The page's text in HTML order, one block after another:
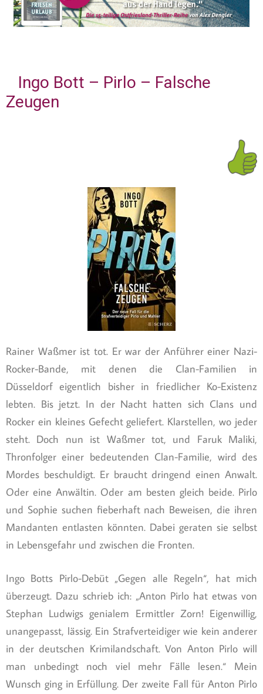
Ingo Bott – Pirlo – Falsche
Zeugen
Rainer Waßmer ist tot. Er war der Anführer einer Nazi-
Rocker-Bande, mit denen die Clan-Familien in
Düsseldorf eigentlich bisher in friedlicher Ko-Existenz
lebten. Bis jetzt. In der Nacht hatten sich Clans und
Rocker ein kleines Gefecht geliefert. Klarstellen, wo jeder
steht. Doch nun ist Waßmer tot, und Faruk Maliki,
Thronfolger einer bedeutenden Clan-Familie, wird des
Mordes beschuldigt. Er braucht dringend einen Anwalt.
Oder eine Anwältin. Oder am besten gleich beide. Pirlo
und Sophie suchen fieberhaft nach Beweisen, die ihren
Mandanten entlasten könnten. Dabei geraten sie selbst
in Lebensgefahr und zwischen die Fronten.
Ingo Botts Pirlo-Debüt „Gegen alle Regeln“, hat mich
überzeugt. Dazu schrieb ich: „Anton Pirlo hat etwas von
Stephan Ludwigs genialem Ermittler Zorn! Eigenwillig,
unangepasst, lässig. Ein Strafverteidiger wie kein anderer
in der deutschen Krimilandschaft. Von Anton Pirlo will
man unbedingt noch viel mehr Fälle lesen.“ Mein
Wunsch ging in Erfüllung. Der zweite Fall für Anton Pirlo